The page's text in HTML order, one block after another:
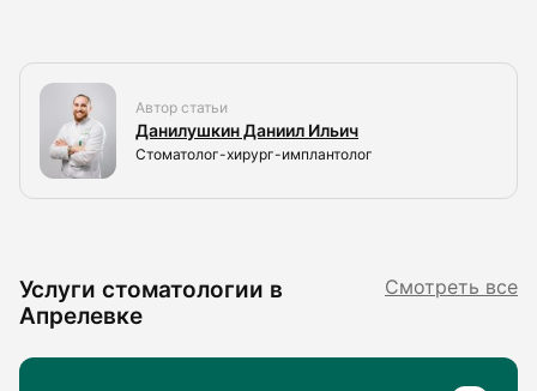
Автор статьи
Данилушкин Даниил Ильич
Стоматолог-хирург-имплантолог
Услуги стоматологии в
Апрелевке
Смотреть все